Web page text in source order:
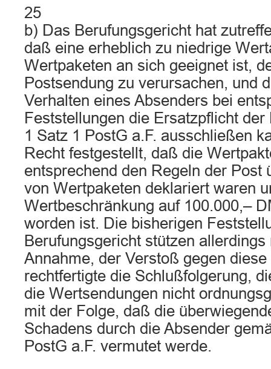
25
b) Das Berufungsgericht hat
daß eine erheblich zu niedrige
Wertpaketen an sich geeignet ist,
Postsendung zu verursachen, und
Verhalten eines Absenders bei
Feststellungen die Ersatzpflicht
1 Satz 1 PostG a.F. ausschließen
Recht festgestellt, daß die
entsprechend den Regeln der Post
von Wertpaketen deklariert waren
Wertbeschränkung auf 100.000,–
worden ist. Die bisherigen
Berufungsgericht stützen
Annahme, der Verstoß gegen
rechtfertigte die Schlußfolgerung,
die Wertsendungen nicht
mit der Folge, daß die
Schadens durch die Absender
PostG a.F. vermutet werde.